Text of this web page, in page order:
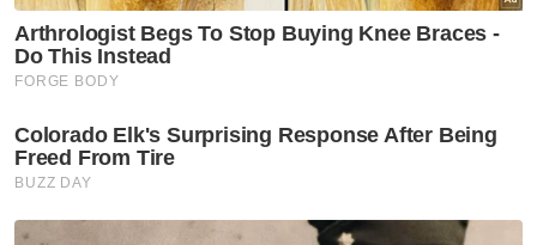
dikatakan mengambil keropok yang
disangkut pada tiang dawai pagar kebun,
tidak jauh dari rumah mereka.